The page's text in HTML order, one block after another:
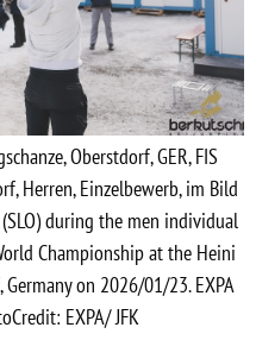
Oberstdorf, GER, FIS
Herren, Einzelbewerb, im Bild
during the men individual
Championship at the Heini
on 2026/01/23. EXPA
EXPA/ JFK